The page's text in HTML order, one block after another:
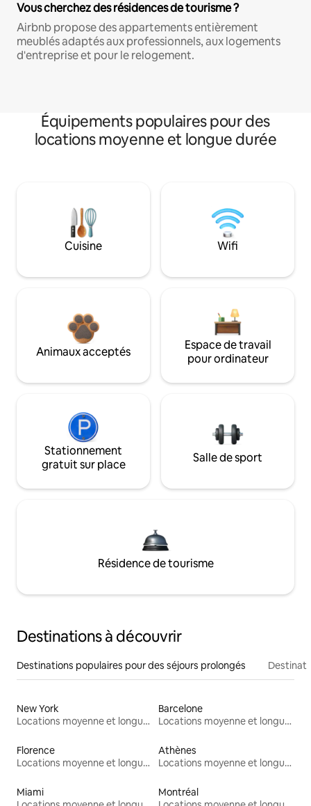
Vous cherchez des résidences de tourisme ?
Airbnb propose des appartements entièrement
meublés adaptés aux professionnels, aux logements
d'entreprise et pour le relogement.
Équipements populaires pour des
locations moyenne et longue durée
Cuisine Wifi
Animaux acceptés
Espace de travail
pour ordinateur
Stationnement
gratuit sur place
Salle de sport
Résidence de tourisme
Destinations à découvrir
Destinations populaires pour des séjours prolongés
New York
Locations moyenne et longue durée
Barcelone
Locations moyenne et longue durée
Florence
Locations moyenne et longue durée
Athènes
Locations moyenne et longue durée
Miami
Montréal